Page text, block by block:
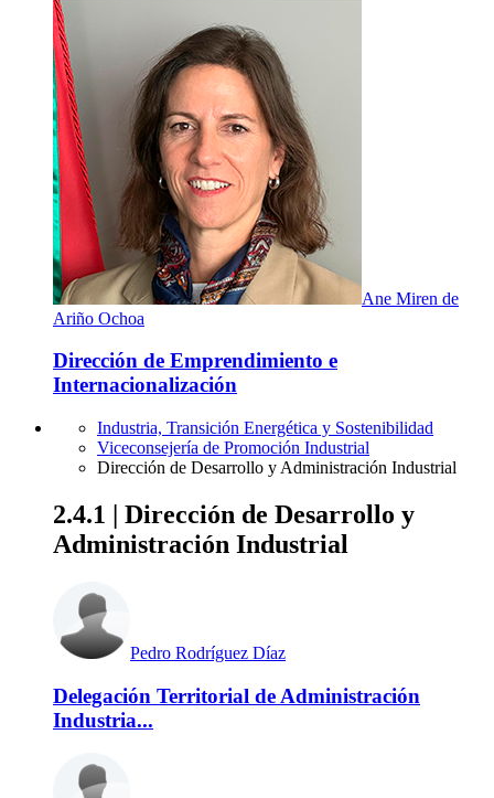
Ane Miren de
Ariño Ochoa
Dirección de Emprendimiento e
Internacionalización
Industria, Transición Energética y Sostenibilidad
Viceconsejería de Promoción Industrial
Dirección de Desarrollo y Administración Industrial
2.4.1 | Dirección de Desarrollo y
Administración Industrial
Pedro Rodríguez Díaz
Delegación Territorial de Administración
Industria...